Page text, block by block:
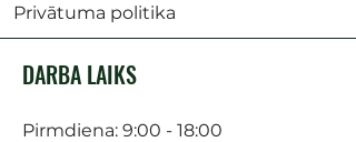
Privātuma politika
DARBA LAIKS
Pirmdiena: 9:00 - 18:00